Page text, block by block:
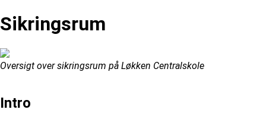
Sikringsrum
Oversigt over sikringsrum på Løkken Centralskole
Intro